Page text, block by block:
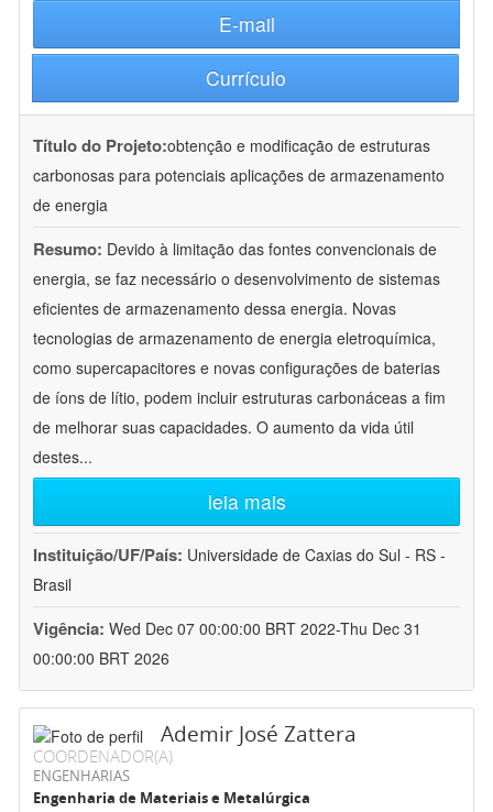
E-mail
Currículo
Título do Projeto:obtenção e modificação de estruturas
carbonosas para potenciais aplicações de armazenamento
de energia
Resumo: Devido à limitação das fontes convencionais de
energia, se faz necessário o desenvolvimento de sistemas
eficientes de armazenamento dessa energia. Novas
tecnologias de armazenamento de energia eletroquímica,
como supercapacitores e novas configurações de baterias
de íons de lítio, podem incluir estruturas carbonáceas a fim
de melhorar suas capacidades. O aumento da vida útil
destes...
leia mais
Instituição/UF/País: Universidade de Caxias do Sul - RS -
Brasil
Vigência: Wed Dec 07 00:00:00 BRT 2022-Thu Dec 31
00:00:00 BRT 2026
Ademir José Zattera
COORDENADOR(A)
ENGENHARIAS
Engenharia de Materiais e Metalúrgica